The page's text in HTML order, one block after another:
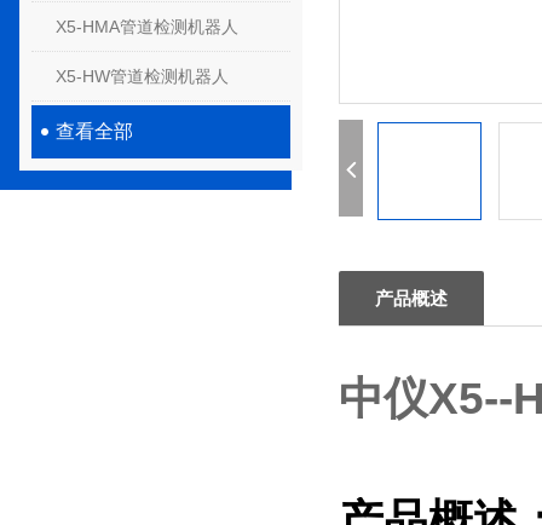
X5-HMA管道检测机器人
X5-HW管道检测机器人
查看全部
产品概述
中仪X5--